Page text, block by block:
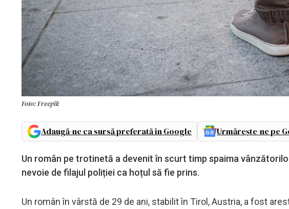
Foto: Freepik
Adaugă-ne ca sursă preferată în Google Urmărește-ne pe
Un român pe trotinetă a devenit în scurt timp spaima
nevoie de filajul poliției ca hoțul să fie prins.
Un român în vârstă de 29 de ani, stabilit în Tirol, Austria, a fost